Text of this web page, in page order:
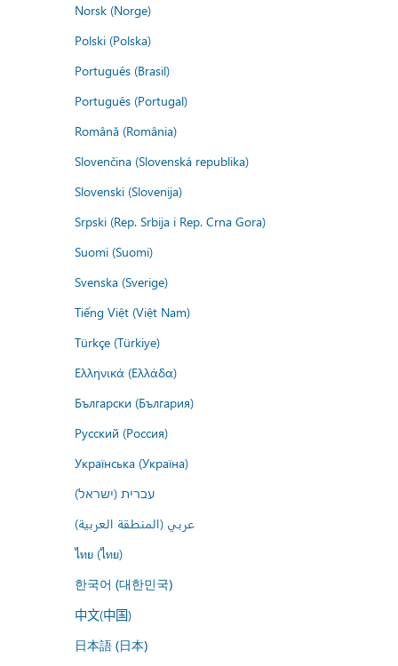
Norsk (Norge)
Polski (Polska)
Português (Brasil)
Português (Portugal)
Română (România)
Slovenčina (Slovenská republika)
Slovenski (Slovenija)
Srpski (Rep. Srbija i Rep. Crna Gora)
Suomi (Suomi)
Svenska (Sverige)
Tiếng Việt (Việt Nam)
Türkçe (Türkiye)
Ελληνικά (Ελλάδα)
Български (България)
Русский (Россия)
Українська (Україна)
עברית (ישראל)
عربي (المنطقة العربية)
ไทย (ไทย)
한국어 (대한민국)
中文(中国)
日本語 (日本)